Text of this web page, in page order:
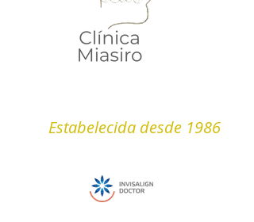
Estabelecida desde 1986